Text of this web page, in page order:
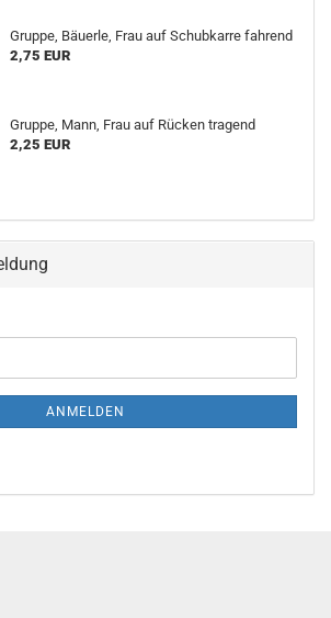
Gruppe, Bäuerle, Frau auf Schubkarre fahrend
2,75 EUR
Gruppe, Mann, Frau auf Rücken tragend
2,25 EUR
ANMELDEN